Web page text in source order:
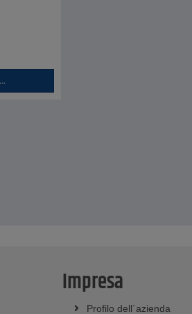
Impresa
Profilo dell´azienda